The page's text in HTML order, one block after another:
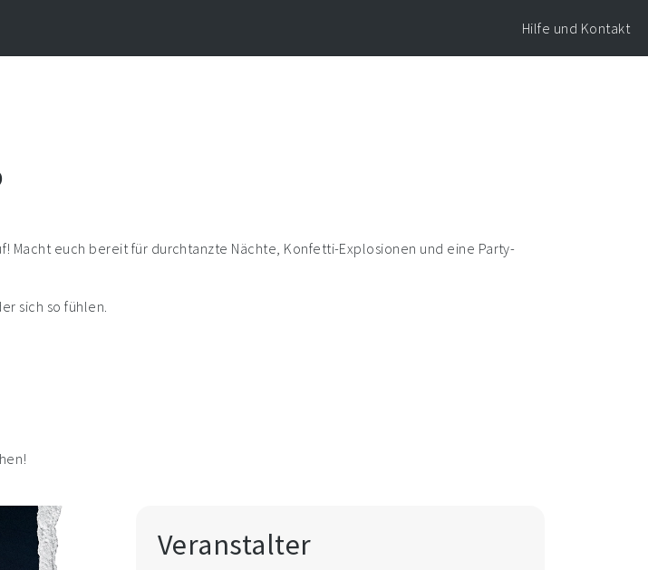
Hilfe und Kontakt
Macht euch bereit für durchtanzte Nächte, Konfetti-Explosionen und eine Party-
sich so fühlen.
Veranstalter